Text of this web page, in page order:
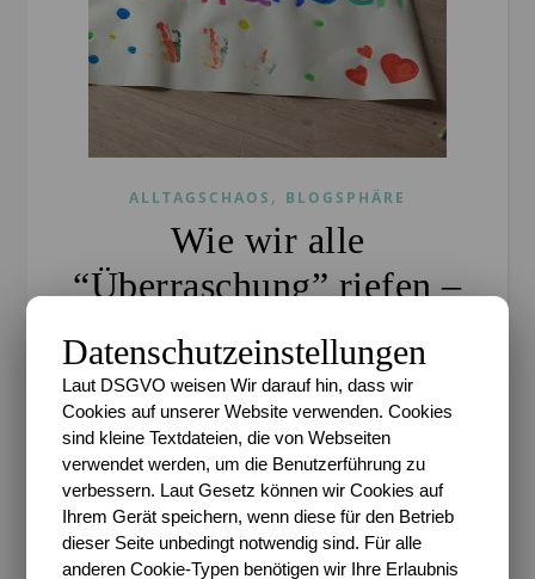
ALLTAGSCHAOS , BLOGSPHÄRE
Wie wir alle
“Überraschung” riefen –
Unser #WIB am
25./26.05.2019
Sari 27. Mai 2019 0 Kommentare
Werbung (unbezahlt) – Der folgende Artikel enthält
evtl. Bilder mit Produkten, die wir in unserem Alltag
nutzen oder Linkempfehlungen. Wir haben keine
Bezahlung für das Zeigen oder Nutzen derselbigen
Datenschutzeinstellungen
Laut DSGVO weisen Wir darauf hin, dass wir
Cookies auf unserer Website verwenden. Cookies
sind kleine Textdateien, die von Webseiten
verwendet werden, um die Benutzerführung zu
verbessern. Laut Gesetz können wir Cookies auf
Ihrem Gerät speichern, wenn diese für den Betrieb
dieser Seite unbedingt notwendig sind. Für alle
anderen Cookie-Typen benötigen wir Ihre Erlaubnis